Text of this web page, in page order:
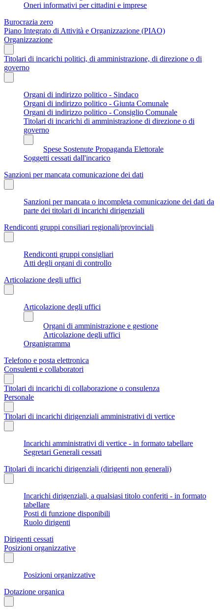
Oneri informativi per cittadini e imprese
Burocrazia zero
Piano Integrato di Attività e Organizzazione (PIAO)
Organizzazione
Titolari di incarichi politici, di amministrazione, di direzione o di
governo
Organi di indirizzo politico - Sindaco
Organi di indirizzo politico - Giunta Comunale
Organi di indirizzo politico - Consiglio Comunale
Titolari di incarichi di amministrazione di direzione o di
governo
Spese Sostenute Propaganda Elettorale
Soggetti cessati dall'incarico
Sanzioni per mancata comunicazione dei dati
Sanzioni per mancata o incompleta comunicazione dei dati da
parte dei titolari di incarichi dirigenziali
Rendiconti gruppi consiliari regionali/provinciali
Rendiconti gruppi consigliari
Atti degli organi di controllo
Articolazione degli uffici
Articolazione degli uffici
Organi di amministrazione e gestione
Articolazione degli uffici
Organigramma
Telefono e posta elettronica
Consulenti e collaboratori
Titolari di incarichi di collaborazione o consulenza
Personale
Titolari di incarichi dirigenziali amministrativi di vertice
Incarichi amministrativi di vertice - in formato tabellare
Segretari Generali cessati
Titolari di incarichi dirigenziali (dirigenti non generali)
Incarichi dirigenziali, a qualsiasi titolo conferiti - in formato
tabellare
Posti di funzione disponibili
Ruolo dirigenti
Dirigenti cessati
Posizioni organizzative
Posizioni organizzative
Dotazione organica